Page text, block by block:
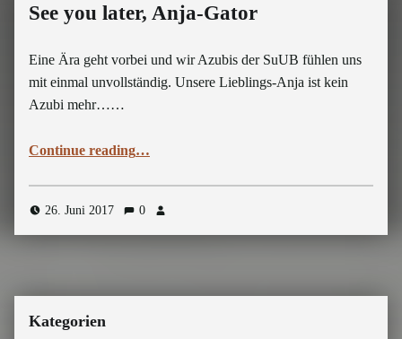
See you later, Anja-Gator
Eine Ära geht vorbei und wir Azubis der SuUB fühlen uns
mit einmal unvollständig. Unsere Lieblings-Anja ist kein
Azubi mehr……
Continue reading…
26. Juni 2017 0
Kategorien